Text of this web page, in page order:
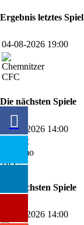
Ergebnis letztes Spiel
04-08-2026 19:00
CFC
Die nächsten Spiele
09-08-2026 14:00
BFC
Die nächsten Spiele
09-08-2026 14:00